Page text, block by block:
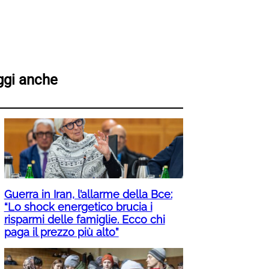
anche
Guerra in Iran, l’allarme della Bce:
“Lo shock energetico brucia i
risparmi delle famiglie. Ecco chi
paga il prezzo più alto”